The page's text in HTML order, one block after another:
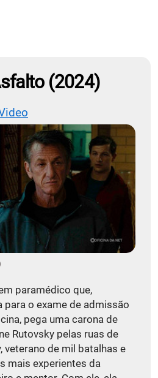
(2024)
paramédico que,
para o exame de admissão
pega uma carona de
Rutovsky pelas ruas de
veterano de mil batalhas e
mais experientes da